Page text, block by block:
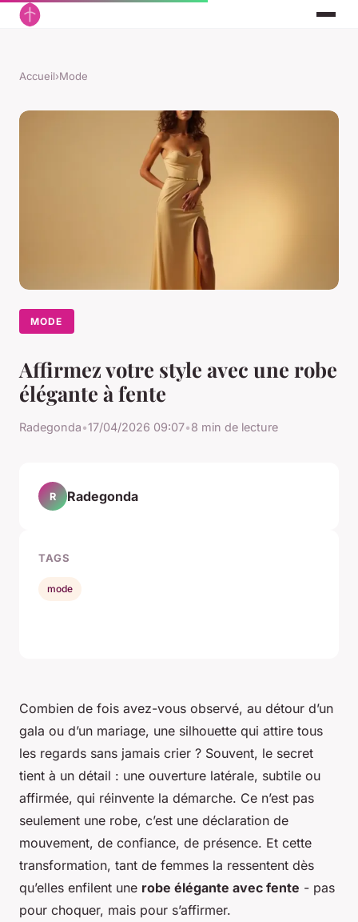
Accueil›Mode
MODE
Affirmez votre style avec une robe
élégante à fente
Radegonda•17/04/2026 09:07•8 min de lecture
Combien de fois avez-vous observé, au détour d’un
gala ou d’un mariage, une silhouette qui attire tous
les regards sans jamais crier ? Souvent, le secret
tient à un détail : une ouverture latérale, subtile ou
affirmée, qui réinvente la démarche. Ce n’est pas
seulement une robe, c’est une déclaration de
mouvement, de confiance, de présence. Et cette
transformation, tant de femmes la ressentent dès
qu’elles enfilent une robe élégante avec fente - pas
pour choquer, mais pour s’affirmer.
R Radegonda
TAGS
mode